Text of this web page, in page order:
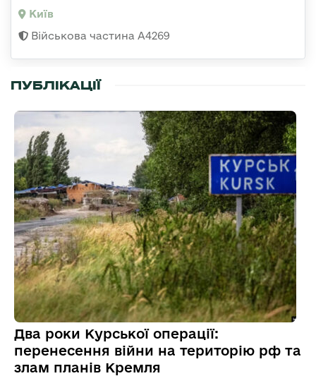
Київ
Військова частина А4269
ПУБЛІКАЦІЇ
Два роки Курської операції:
перенесення війни на територію рф та
злам планів Кремля